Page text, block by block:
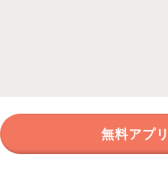
無料アプ